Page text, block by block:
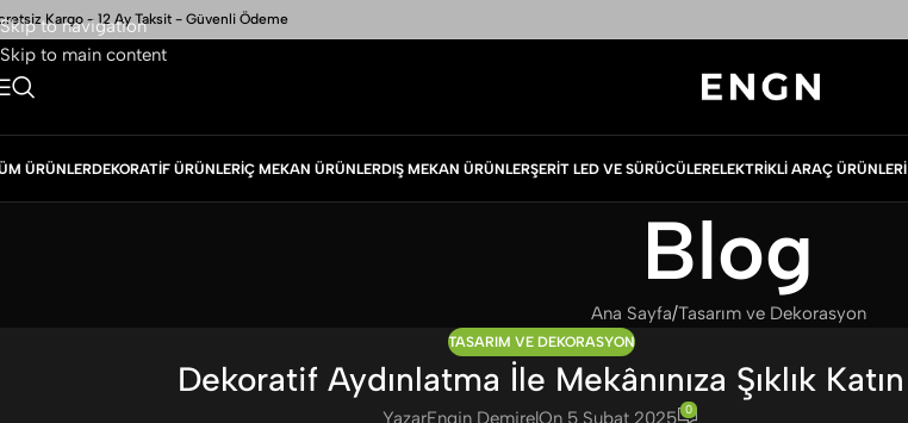
Skip to navigation
Skip to main content
Kargo - 12 Ay Taksit - Güvenli Ödeme
ÜRÜNLERDEKORATIF ÜRÜNLERİÇ MEKAN ÜRÜNLERDIŞ MEKAN ÜRÜNLERŞERIT LED VE SÜRÜCÜLERELEKTRIKLI ARAÇ ÜRÜNLERI
Blog
Ana Sayfa Tasarım ve Dekorasyon
TASARIM VE DEKORASYON
Dekoratif Aydınlatma İle Mekânınıza Şıklık Katın
YazarEngin DemirelOn 5 Şubat 2025 0